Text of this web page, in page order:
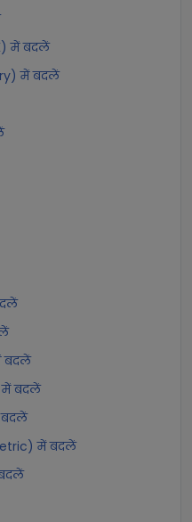
में बदलें
में बदलें
बदलें
में बदलें
बदलें
में बदलें